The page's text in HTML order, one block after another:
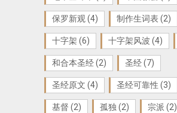
保罗新观 (4) 制作生词表 (2)
十字架 (6) 十字架风波 (4)
和合本圣经(2) 圣经(7)
圣经原文 (4) 圣经可靠性 (3)
基督 (2) 孤独 (2) 宗派 (2)